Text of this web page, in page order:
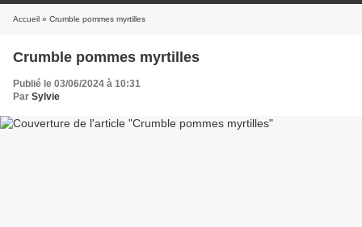
Accueil » Crumble pommes myrtilles
Crumble pommes myrtilles
Publié le 03/06/2024 à 10:31
Par Sylvie